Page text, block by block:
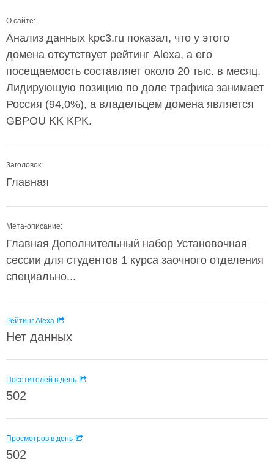
О сайте:
Анализ данных kpc3.ru показал, что у этого
домена отсутствует рейтинг Alexa, а его
посещаемость составляет около 20 тыс. в месяц.
Лидирующую позицию по доле трафика занимает
Россия (94,0%), а владельцем домена является
GBPOU KK KPK.
Заголовок:
Главная
Мета-описание:
Главная Дополнительный набор Установочная
сессии для студентов 1 курса заочного отделения
специально...
Рейтинг Alexa
Нет данных
Посетителей в день
502
Просмотров в день
502